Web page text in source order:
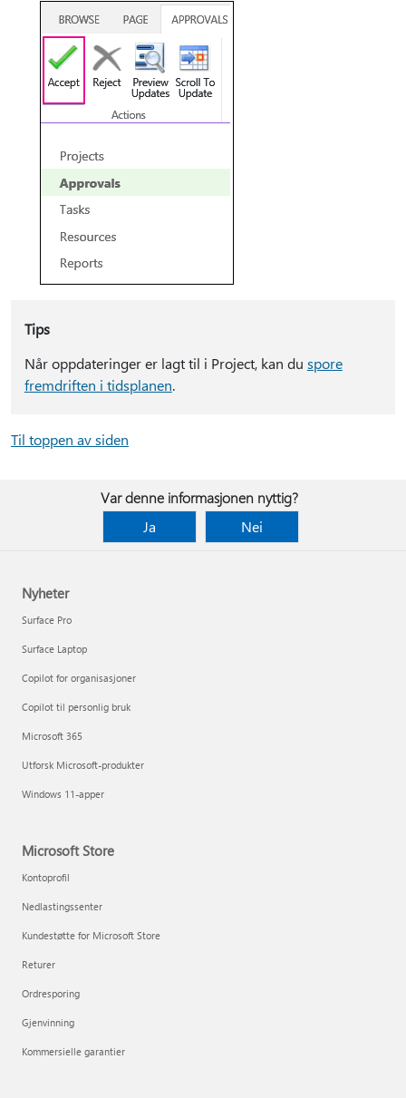
Tips
Når oppdateringer er lagt til i Project, kan du spore
fremdriften i tidsplanen.
Til toppen av siden
Var denne informasjonen nyttig?
Ja
Nei
Nyheter
Surface Pro
Surface Laptop
Copilot for organisasjoner
Copilot til personlig bruk
Microsoft 365
Utforsk Microsoft-produkter
Windows 11-apper
Microsoft Store
Kontoprofil
Nedlastingssenter
Kundestøtte for Microsoft Store
Returer
Ordresporing
Gjenvinning
Kommersielle garantier